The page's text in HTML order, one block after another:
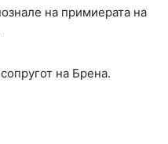
на примиерата на
на Брена.